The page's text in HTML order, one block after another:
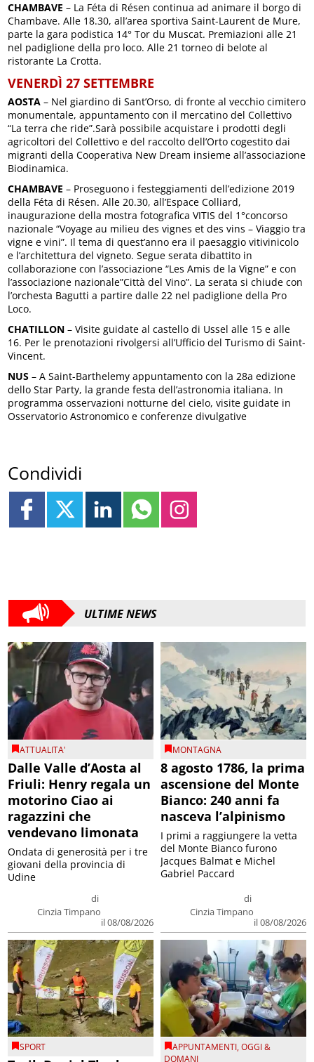
CHAMBAVE – La Féta di Résen continua ad animare il borgo di
Chambave. Alle 18.30, all’area sportiva Saint-Laurent de Mure,
parte la gara podistica 14° Tor du Muscat. Premiazioni alle 21
nel padiglione della pro loco. Alle 21 torneo di belote al
ristorante La Crotta.
VENERDÌ 27 SETTEMBRE
AOSTA – Nel giardino di Sant’Orso, di fronte al vecchio cimitero
monumentale, appuntamento con il mercatino del Collettivo
“La terra che ride”.Sarà possibile acquistare i prodotti degli
agricoltori del Collettivo e del raccolto dell’Orto cogestito dai
migranti della Cooperativa New Dream insieme all’associazione
Biodinamica.
CHAMBAVE – Proseguono i festeggiamenti dell’edizione 2019
della Féta di Résen. Alle 20.30, all’Espace Colliard,
inaugurazione della mostra fotografica VITIS del 1°concorso
nazionale “Voyage au milieu des vignes et des vins – Viaggio tra
vigne e vini”. Il tema di quest’anno era il paesaggio vitivinicolo
e l’architettura del vigneto. Segue serata dibattito in
collaborazione con l’associazione “Les Amis de la Vigne” e con
l’associazione nazionale”Città del Vino”. La serata si chiude con
l’orchesta Bagutti a partire dalle 22 nel padiglione della Pro
Loco.
CHATILLON – Visite guidate al castello di Ussel alle 15 e alle
16. Per le prenotazioni rivolgersi all’Ufficio del Turismo di Saint-
Vincent.
NUS – A Saint-Barthelemy appuntamento con la 28a edizione
dello Star Party, la grande festa dell’astronomia italiana. In
programma osservazioni notturne del cielo, visite guidate in
Osservatorio Astronomico e conferenze divulgative
Condividi
ULTIME NEWS
ATTUALITA'
Dalle Valle d’Aosta al
Friuli: Henry regala un
motorino Ciao ai
ragazzini che
vendevano limonata
di
Cinzia Timpano
il 08/08/2026
Ondata di generosità per i tre
giovani della provincia di
Udine
MONTAGNA
8 agosto 1786, la prima
ascensione del Monte
Bianco: 240 anni fa
nasceva l’alpinismo
di
Cinzia Timpano
il 08/08/2026
I primi a raggiungere la vetta
del Monte Bianco furono
Jacques Balmat e Michel
Gabriel Paccard
SPORT APPUNTAMENTI,OGGI &
DOMANI